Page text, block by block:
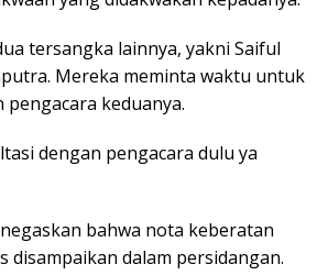
tersangka lainnya, yakni Saiful
Mereka meminta waktu untuk
keduanya.
dengan pengacara dulu ya
bahwa nota keberatan
disampaikan dalam persidangan.